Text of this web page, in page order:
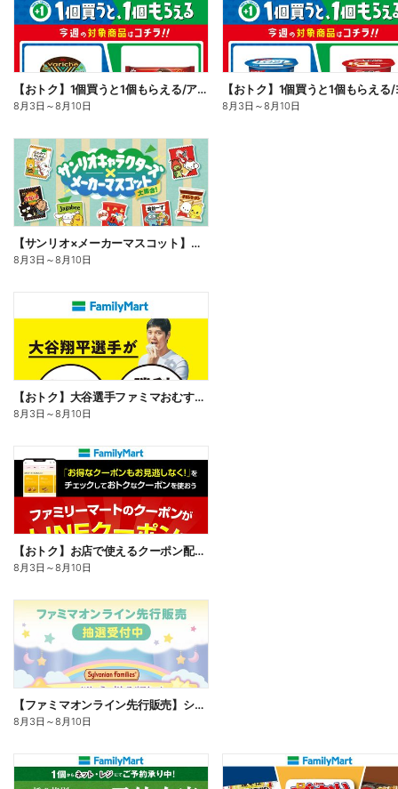
【おトク】1個買うと1個もらえる/アイス
8月3日 ～8月10日 8月3日 ～8月10日
【サンリオ×メーカーマスコット】オリジナルグッズ貰える!
8月3日 ～8月10日
【おトク】大谷選手ファミマおむすび割
8月3日 ～8月10日
【おトク】お店で使えるクーポン配信中
8月3日 ～8月10日
【ファミマオンライン先行販売】シルバニアファミリー
8月3日 ～8月10日